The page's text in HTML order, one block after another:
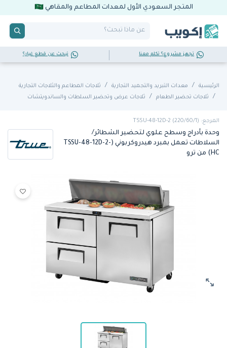
المتجر السعودي الأول لمعدات المطاعم والمقاهي
تجهز مشروع؟ تكلم معنا تبحث عن قطع غيار؟
الرئيسية معدات التبريد والتجميد التجارية
ثلاجات المطاعم والثلاجات التجارية
ثلاجات تحضير الطعام
ثلاجات عرض وتحضير السلطات والساندويتشات
المرجع: TSSU-48-12D-2 (220/60/1)
وحدة بأدراج وسطح علوي لتحضير الشطائر/
السلاطات تعمل بمبرد هيدروكربوني (TSSU-48-12D-2-
HC) من ترو